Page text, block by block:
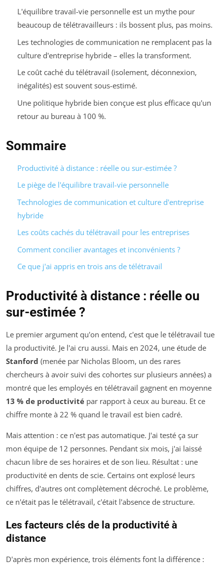
L'équilibre travail-vie personnelle est un mythe pour
beaucoup de télétravailleurs : ils bossent plus, pas moins.
Les technologies de communication ne remplacent pas la
culture d'entreprise hybride – elles la transforment.
Le coût caché du télétravail (isolement, déconnexion,
inégalités) est souvent sous-estimé.
Une politique hybride bien conçue est plus efficace qu'un
retour au bureau à 100 %.
Sommaire
Productivité à distance : réelle ou sur-estimée ?
Le piège de l'équilibre travail-vie personnelle
Technologies de communication et culture d'entreprise
hybride
Les coûts cachés du télétravail pour les entreprises
Comment concilier avantages et inconvénients ?
Ce que j'ai appris en trois ans de télétravail
Productivité à distance : réelle ou
sur-estimée ?
Le premier argument qu'on entend, c'est que le télétravail tue
la productivité. Je l'ai cru aussi. Mais en 2024, une étude de
Stanford (menée par Nicholas Bloom, un des rares
chercheurs à avoir suivi des cohortes sur plusieurs années) a
montré que les employés en télétravail gagnent en moyenne
13 % de productivité par rapport à ceux au bureau. Et ce
chiffre monte à 22 % quand le travail est bien cadré.
Mais attention : ce n'est pas automatique. J'ai testé ça sur
mon équipe de 12 personnes. Pendant six mois, j'ai laissé
chacun libre de ses horaires et de son lieu. Résultat : une
productivité en dents de scie. Certains ont explosé leurs
chiffres, d'autres ont complètement décroché. Le problème,
ce n'était pas le télétravail, c'était l'absence de structure.
Les facteurs clés de la productivité à
distance
D'après mon expérience, trois éléments font la différence :